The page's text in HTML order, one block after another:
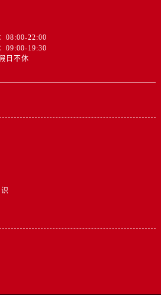
08:00-22:00
09:00-19:30
日不休